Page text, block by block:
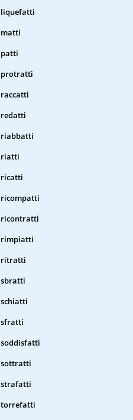
liquefatti
matti
patti
protratti
raccatti
redatti
riabbatti
riatti
ricatti
ricompatti
ricontratti
rimpiatti
ritratti
sbratti
schiatti
sfratti
soddisfatti
sottratti
strafatti
torrefatti